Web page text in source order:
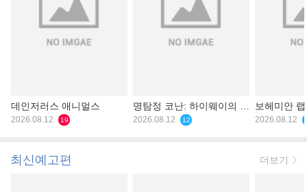
데인저러스 애니멀스
2026.08.12 19
명탐정 코난: 하이웨이의 타
천사
2026.08.12 12
보헤미안
2026.08.12
최신예고편 더보기